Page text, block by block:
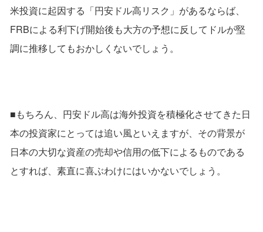
米投資に起因する「円安ドル高リスク」があるならば、
FRBによる利下げ開始後も大方の予想に反してドルが堅
調に推移してもおかしくないでしょう。
■もちろん、円安ドル高は海外投資を積極化させてきた日
本の投資家にとっては追い風といえますが、その背景が
日本の大切な資産の売却や信用の低下によるものである
とすれば、素直に喜ぶわけにはいかないでしょう。